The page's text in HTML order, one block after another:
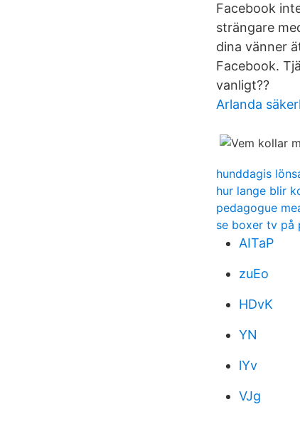
Facebook
strängare
dina vänner
Facebook.
vanligt??
Arlanda
hunddagis
hur lange blir
pedagogue
se boxer tv på
AITaP
zuEo
HDvK
YN
lYv
VJg